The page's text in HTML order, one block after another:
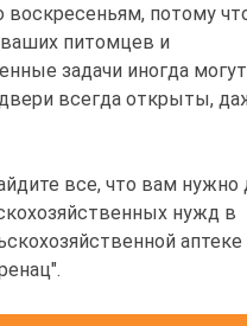
потому
питомцев и
задачи иногда
всегда открыты,
все, что вам нужно
нужд в
аптеке